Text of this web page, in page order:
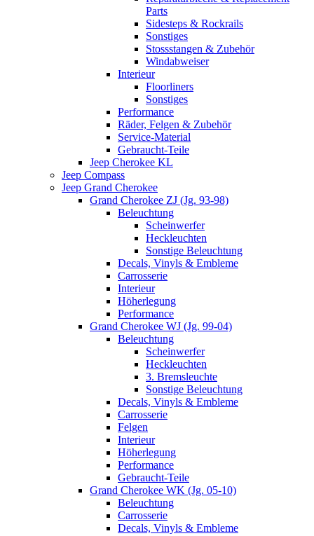
Parts
Sidesteps & Rockrails
Sonstiges
Stossstangen & Zubehör
Windabweiser
Interieur
Floorliners
Sonstiges
Performance
Räder, Felgen & Zubehör
Service-Material
Gebraucht-Teile
Jeep Cherokee KL
Jeep Compass
Jeep Grand Cherokee
Grand Cherokee ZJ (Jg. 93-98)
Beleuchtung
Scheinwerfer
Heckleuchten
Sonstige Beleuchtung
Decals, Vinyls & Embleme
Carrosserie
Interieur
Höherlegung
Performance
Grand Cherokee WJ (Jg. 99-04)
Beleuchtung
Scheinwerfer
Heckleuchten
3. Bremsleuchte
Sonstige Beleuchtung
Decals, Vinyls & Embleme
Carrosserie
Felgen
Interieur
Höherlegung
Performance
Gebraucht-Teile
Grand Cherokee WK (Jg. 05-10)
Beleuchtung
Carrosserie
Decals, Vinyls & Embleme